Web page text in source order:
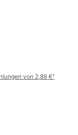
von 2,89 €¹